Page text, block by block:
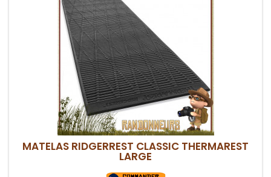
MATELAS RIDGERREST CLASSIC THERMAREST
LARGE